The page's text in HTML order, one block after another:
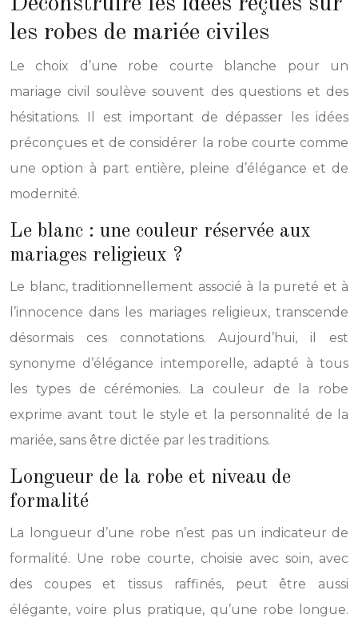
les robes de mariée civiles
Le choix d’une robe courte blanche pour un
mariage civil soulève souvent des questions et des
hésitations. Il est important de dépasser les idées
préconçues et de considérer la robe courte comme
une option à part entière, pleine d’élégance et de
modernité.
Le blanc : une couleur réservée aux
mariages religieux ?
Le blanc, traditionnellement associé à la pureté et à
l’innocence dans les mariages religieux, transcende
désormais ces connotations. Aujourd’hui, il est
synonyme d’élégance intemporelle, adapté à tous
les types de cérémonies. La couleur de la robe
exprime avant tout le style et la personnalité de la
mariée, sans être dictée par les traditions.
Longueur de la robe et niveau de
formalité
La longueur d’une robe n’est pas un indicateur de
formalité. Une robe courte, choisie avec soin, avec
des coupes et tissus raffinés, peut être aussi
élégante, voire plus pratique, qu’une robe longue.